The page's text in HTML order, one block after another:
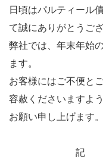
日頃はパルティール
て誠にありがとうご
弊社では、年末年始
ます。
お客様にはご不便と
容赦くださいますよう
お願い申し上げます。
記